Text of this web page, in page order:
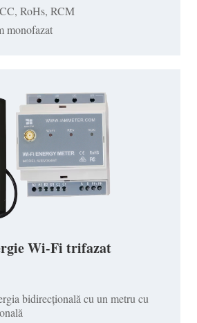
RoHs, RCM
monofazat
Wi-Fi trifazat
bidirecțională cu un metru cu